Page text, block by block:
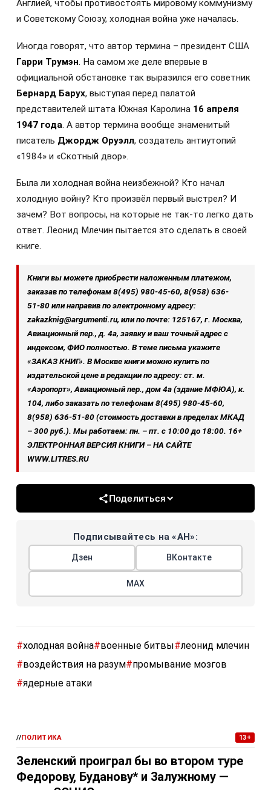
Англией, чтобы противостоять мировому коммунизму
и Советскому Союзу, холодная война уже началась.
Иногда говорят, что автор термина – президент США
Гарри Трумэн. На самом же деле впервые в
официальной обстановке так выразился его советник
Бернард Барух, выступая перед палатой
представителей штата Южная Каролина 16 апреля
1947 года. А автор термина вообще знаменитый
писатель Джордж Оруэлл, создатель антиутопий
«1984» и «Скотный двор».
Была ли холодная война неизбежной? Кто начал
холодную войну? Кто произвёл первый выстрел? И
зачем? Вот вопросы, на которые не так-то легко дать
ответ. Леонид Млечин пытается это сделать в своей
книге.
Книги вы можете приобрести наложенным платежом,
заказав по телефонам 8(495) 980‑45-60, 8(958) 636-
51‑80 или направив по электронному адресу:
zakazknig@argumenti.ru, или по почте: 125167, г. Москва,
Авиационный пер., д. 4а, заявку и ваш точный адрес с
индексом, ФИО полностью. В теме письма укажите
«ЗАКАЗ КНИГ». В Москве книги можно купить по
издательской цене в редакции по адресу: ст. м.
«Аэропорт», Авиационный пер., дом 4а (здание МФЮА), к.
104, либо заказать по телефонам 8(495) 980-45-60,
8(958) 636‑51‑80 (стоимость доставки в пределах МКАД
– 300 руб.). Мы работаем: пн. – пт. с 10:00 до 18:00. 16+
ЭЛЕКТРОННАЯ ВЕРСИЯ КНИГИ – НА САЙТЕ
WWW.LITRES.RU
Поделиться
Подписывайтесь на «АН»:
Дзен ВКонтакте
МАХ
#холодная война#военные битвы#леонид млечин
#воздействия на разум#промывание мозгов
#ядерные атаки
//ПОЛИТИКА 13+
Зеленский проиграл бы во втором туре
Федорову, Буданову* и Залужному —